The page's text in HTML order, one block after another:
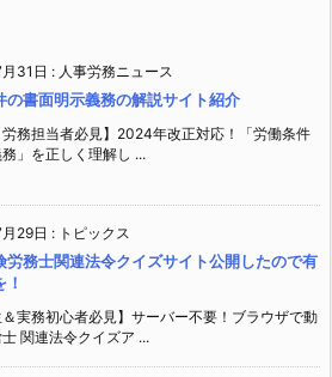
31日 : 人事労務ニュース
の書面明示義務の解説サイト紹介
労務担当者必見】2024年改正対応！「労働条件
」を正しく理解し ...
29日 : トピックス
労務士関連法令クイズサイト公開したので有
＆実務初心者必見】サーバー不要！ブラウザで動
士 関連法令クイズア ...